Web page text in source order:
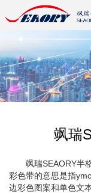
飒瑞
飒瑞SEAORY半
彩色带的意思是指
边彩色图案和单色文